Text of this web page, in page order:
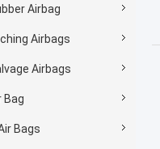
Airbag
Airbags
Airbags
Bag
Bags